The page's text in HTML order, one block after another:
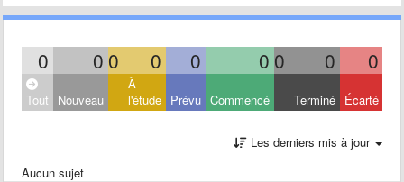
0 0 0 0 0 0 0 0 0
Tout Nouveau
À
l'étude Prévu Commencé Terminé Écarté
Les derniers mis à jour
Aucun sujet